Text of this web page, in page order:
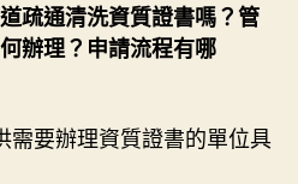
疏通清洗資質證書嗎？管
辦理？申請流程有哪
需要辦理資質證書的單位具